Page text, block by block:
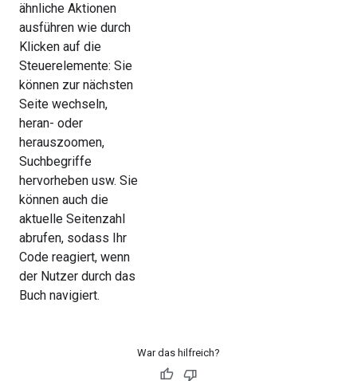
ähnliche Aktionen
ausführen wie durch
Klicken auf die
Steuerelemente: Sie
können zur nächsten
Seite wechseln,
heran- oder
herauszoomen,
Suchbegriffe
hervorheben usw. Sie
können auch die
aktuelle Seitenzahl
abrufen, sodass Ihr
Code reagiert, wenn
der Nutzer durch das
Buch navigiert.
War das hilfreich?